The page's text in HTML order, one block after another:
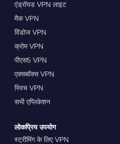
एंड्रॉयड VPN लाइट
मैक VPN
विंडोज VPN
क्रोम VPN
पीएस5 VPN
एक्सबॉक्स VPN
स्विच VPN
सभी एप्लिकेशन
लोकप्रिय उपयोग
स्ट्रीमिंग के लिए VPN